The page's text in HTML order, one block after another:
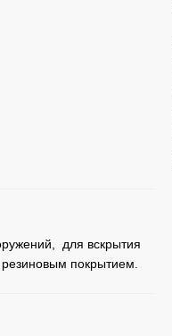
для вскрытия
резиновым покрытием.